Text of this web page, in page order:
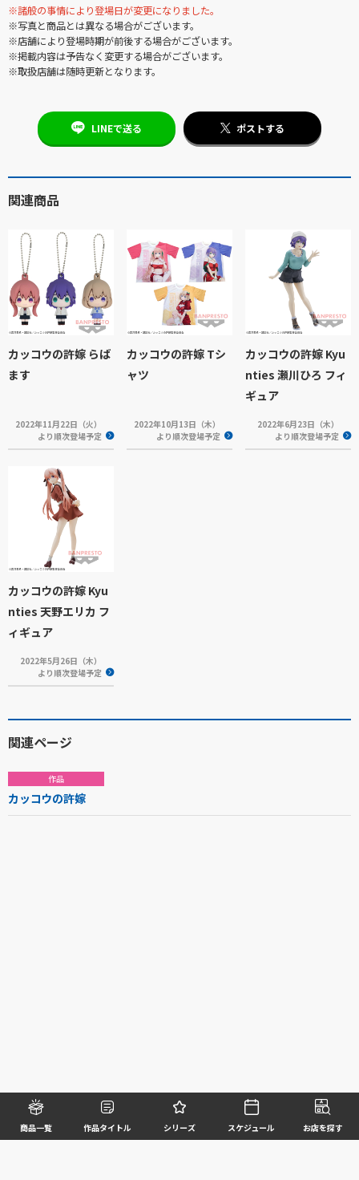
商品一覧 作品タイトル シリーズ スケジュール お店を探す
※諸般の事情により登場日が変更になりました。
※写真と商品とは異なる場合がございます。
※店舗により登場時期が前後する場合がございます。
※掲載内容は予告なく変更する場合がございます。
※取扱店舗は随時更新となります。
LINEで送る ポストする
関連商品
カッコウの許嫁 らば
ます
2022年11月22日（火）
より順次登場予定
カッコウの許嫁 Tシ
ャツ
2022年10月13日（木）
より順次登場予定
カッコウの許嫁 Kyu
nties 瀬川ひろ フィ
ギュア
2022年6月23日（木）
より順次登場予定
カッコウの許嫁 Kyu
nties 天野エリカ フ
ィギュア
2022年5月26日（木）
より順次登場予定
関連ページ
作品
カッコウの許嫁